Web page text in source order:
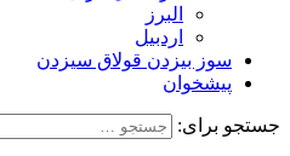
البرز
اردبیل
سوز بیزدن قولاق سیزدن
پیشخوان
جستجو برای: